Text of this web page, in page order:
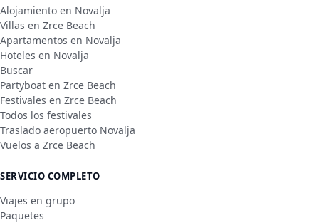
Alojamiento en Novalja
Villas en Zrce Beach
Apartamentos en Novalja
Hoteles en Novalja
Buscar
Partyboat en Zrce Beach
Festivales en Zrce Beach
Todos los festivales
Traslado aeropuerto Novalja
Vuelos a Zrce Beach
SERVICIO COMPLETO
Viajes en grupo
Paquetes